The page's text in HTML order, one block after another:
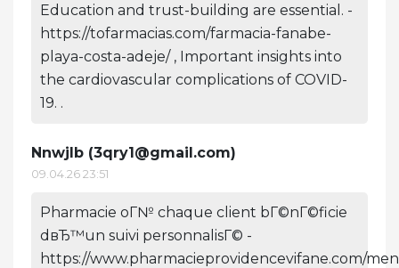
Education and trust-building are essential. -
https://tofarmacias.com/farmacia-fanabe-
playa-costa-adeje/ , Important insights into
the cardiovascular complications of COVID-
19. .
Nnwjlb (3qry1@gmail.com)
09.04.26 23:51
Pharmacie oГ№ chaque client bГ©nГ©ficie
dвЂ™un suivi personnalisГ© -
https://www.pharmacieprovidencevifane.com/